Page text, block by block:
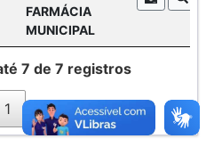
FARMÁCIA
MUNICIPAL
7 de 7 registros
1 Próximo